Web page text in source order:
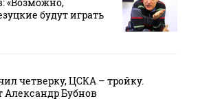
будут играть
четверку, ЦСКА – тройку.
Александр Бубнов